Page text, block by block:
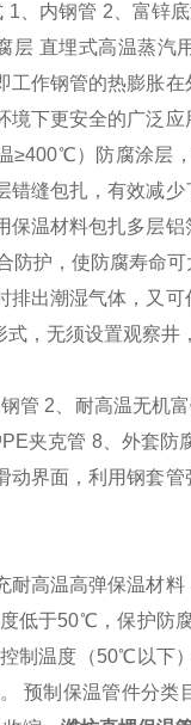
1、内钢管 2、富锌
直埋式高温蒸汽
作钢管的热膨胀在
下更安全的广泛应
）防腐涂层
缝包扎，有效减少
温材料包扎多层
护，使防腐寿命
出潮湿气体，又
，无须设置观察井
管 2、耐高温无机
夹克管 8、外套防
界面，利用钢套
高温高弹保温材
低于50℃，保护防
制温度（50℃以下
预制保温管件分类